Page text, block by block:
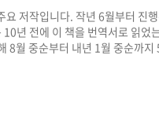
저작입니다. 작년 6월부터 진
년 전에 이 책을 번역서로 읽었
8월 중순부터 내년 1월 중순까
익명 단톡방에 간단히 피드백